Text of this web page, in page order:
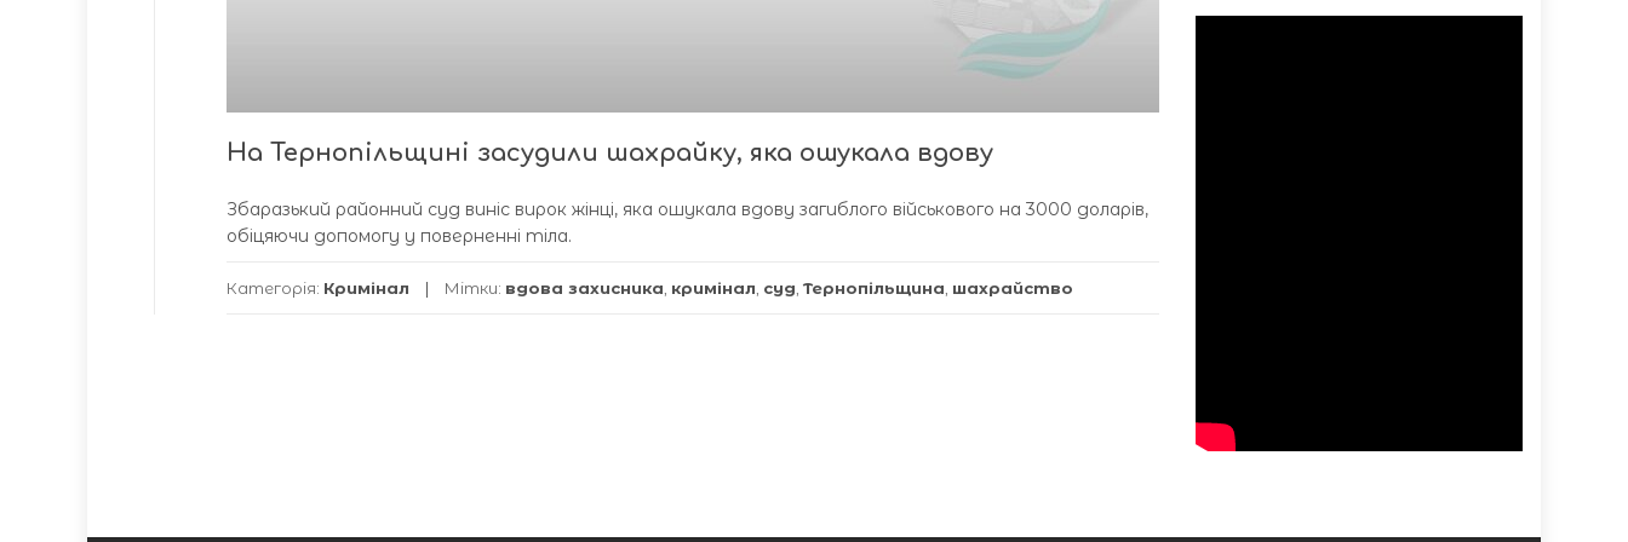
На Тернопільщині засудили шахрайку, яка ошукала вдову
Збаразький районний суд виніс вирок жінці, яка ошукала вдову загиблого військового на 3000 доларів,
обіцяючи допомогу у поверненні тіла.
Категорія: Кримінал Мітки: вдова захисника кримінал суд Тернопільщина шахрайство